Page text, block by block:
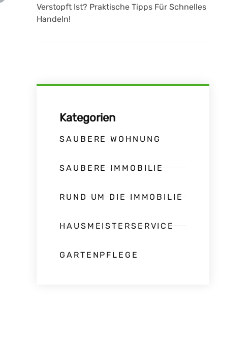
Verstopft Ist? Praktische Tipps Für Schnelles
Handeln!
Kategorien
SAUBERE WOHNUNG
SAUBERE IMMOBILIE
RUND UM DIE IMMOBILIE
HAUSMEISTERSERVICE
GARTENPFLEGE